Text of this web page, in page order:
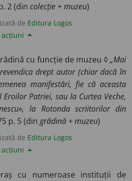
2 (din colecție + muzeu)
de Editura Logos
acțiuni
cu funcție de muzeu ◊„Mai
drept autor (chiar dacă în
manifestări, fie că aceasta
Patriei, sau la Curtea Veche,
la Rotonda scriitorilor din
p. 5 (din grădină + muzeu)
de Editura Logos
acțiuni
cu numeroase instituții de